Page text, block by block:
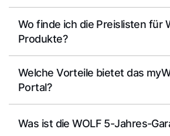
Wo finde ich die Preislisten für
Produkte?
Welche Vorteile bietet das
Portal?
Was ist die WOLF 5-Jahres-